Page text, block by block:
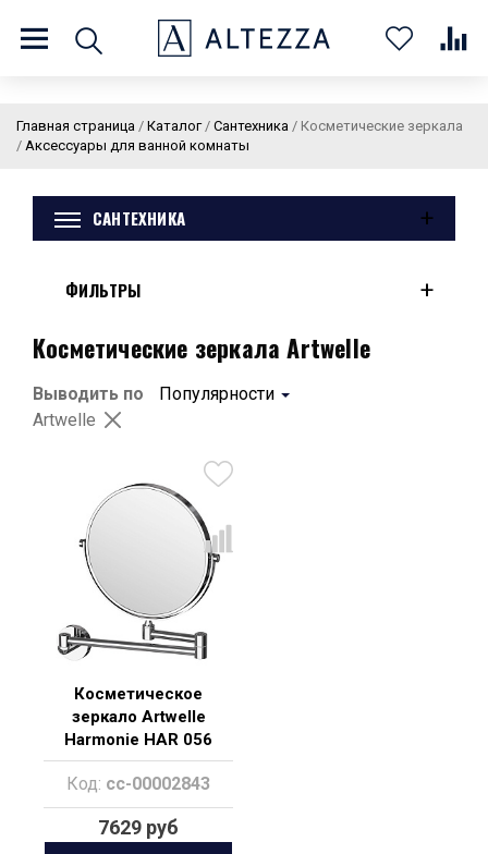
8 (800) 201 60 03 9:00 - 21:00 ПН-ВС
О насДоставка и оплата Бренды
Главная страница / Каталог / Сантехника
/ Аксессуары для ванной комнаты
/ Косметические зеркала
САНТЕХНИКА +
+
ФИЛЬТРЫ
Косметические зеркала Artwelle
Выводить по
Популярности
Artwelle
Косметическое
зеркало Artwelle
Harmonie HAR 056
Код: cc-00002843
7629 руб